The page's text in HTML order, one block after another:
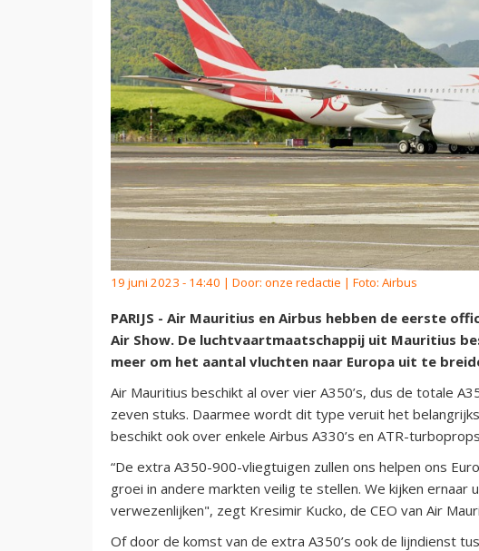
19 juni 2023 - 14:40 | Door: onze redactie | Foto: Airbus
PARIJS - Air Mauritius en Airbus hebben de eerste
Air Show. De luchtvaartmaatschappij uit Mauritius
meer om het aantal vluchten naar Europa uit te
Air Mauritius beschikt al over vier A350’s, dus de totale
zeven stuks. Daarmee wordt dit type veruit het
beschikt ook over enkele Airbus A330’s en ATR-
“De extra A350-900-vliegtuigen zullen ons helpen ons
groei in andere markten veilig te stellen. We kijken
verwezenlijken", zegt Kresimir Kucko, de CEO van Air
Of door de komst van de extra A350’s ook de lijndienst